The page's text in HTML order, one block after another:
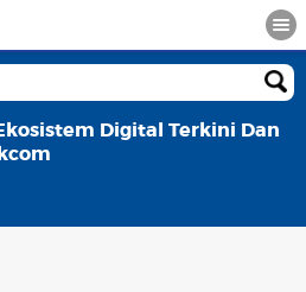
Digital Terkini Dan